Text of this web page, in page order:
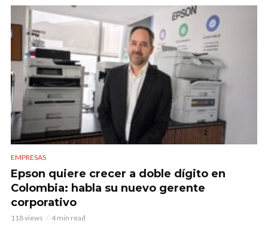
EMPRESAS
Epson quiere crecer a doble dígito en
Colombia: habla su nuevo gerente
corporativo
118 views 4 min read